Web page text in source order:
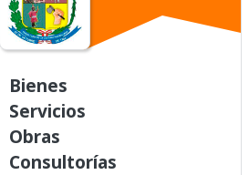
Bienes
Servicios
Obras
Consultorías